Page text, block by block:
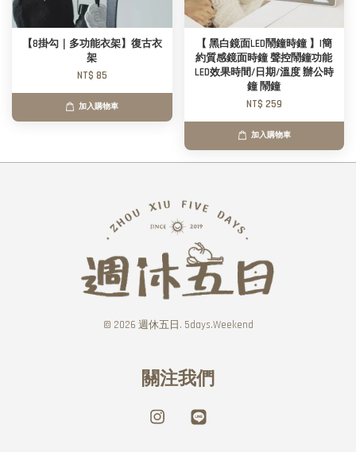
【8掛勾｜多功能衣架】復古衣
架
NT$ 85
加入購物車
【 黑白鏡面LED鬧鐘時鐘 】|簡
約質感鏡面時鐘 聲控鬧鐘功能
LED效果時間/日期/溫度 辦公時
鐘 鬧鐘
NT$ 259
加入購物車
© 2026 週休五日. 5days.Weekend
關注我們
Instagram